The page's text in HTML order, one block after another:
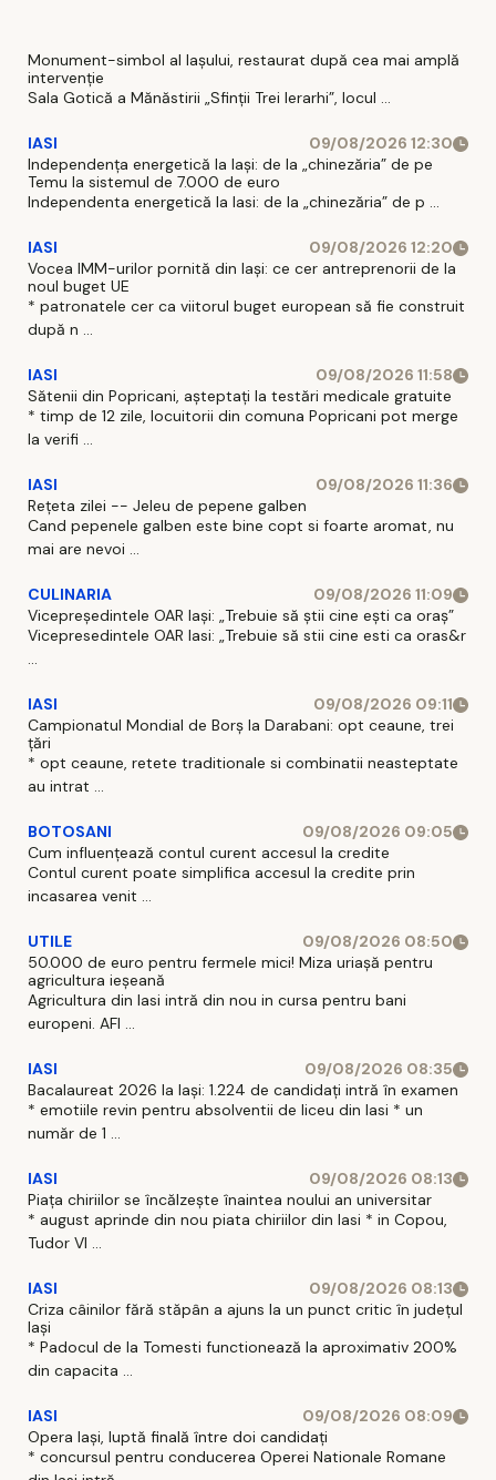
Monument-simbol al Iaşului, restaurat după cea mai amplă
intervenţie
Sala Gotică a Mănăstirii „Sfinţii Trei Ierarhi”, locul ...
IASI
09/08/2026 12:30
Independența energetică la Iași: de la „chinezăria” de pe
Temu la sistemul de 7.000 de euro
Independenta energetică la Iasi: de la „chinezăria” de p ...
IASI
09/08/2026 12:20
Vocea IMM-urilor pornită din Iași: ce cer antreprenorii de la
noul buget UE
* patronatele cer ca viitorul buget european să fie construit
după n ...
IASI
09/08/2026 11:58
Sătenii din Popricani, așteptați la testări medicale gratuite
* timp de 12 zile, locuitorii din comuna Popricani pot merge
la verifi ...
IASI
09/08/2026 11:36
Rețeta zilei -- Jeleu de pepene galben
Cand pepenele galben este bine copt si foarte aromat, nu
mai are nevoi ...
CULINARIA
09/08/2026 11:09
Vicepreședintele OAR Iași: „Trebuie să știi cine ești ca oraș”
Vicepresedintele OAR Iasi: „Trebuie să stii cine esti ca oras&r
...
IASI
09/08/2026 09:11
Campionatul Mondial de Borș la Darabani: opt ceaune, trei
țări
* opt ceaune, retete traditionale si combinatii neasteptate
au intrat ...
BOTOSANI
09/08/2026 09:05
Cum influențează contul curent accesul la credite
Contul curent poate simplifica accesul la credite prin
incasarea venit ...
UTILE
09/08/2026 08:50
50.000 de euro pentru fermele mici! Miza uriașă pentru
agricultura ieșeană
Agricultura din Iasi intră din nou in cursa pentru bani
europeni. AFI ...
IASI
09/08/2026 08:35
Bacalaureat 2026 la Iași: 1.224 de candidați intră în examen
* emotiile revin pentru absolventii de liceu din Iasi * un
număr de 1 ...
IASI
09/08/2026 08:13
Piața chiriilor se încălzește înaintea noului an universitar
* august aprinde din nou piata chiriilor din Iasi * in Copou,
Tudor Vl ...
IASI
09/08/2026 08:13
Criza câinilor fără stăpân a ajuns la un punct critic în județul
Iași
* Padocul de la Tomesti functionează la aproximativ 200%
din capacita ...
IASI
09/08/2026 08:09
Opera Iași, luptă finală între doi candidați
* concursul pentru conducerea Operei Nationale Romane